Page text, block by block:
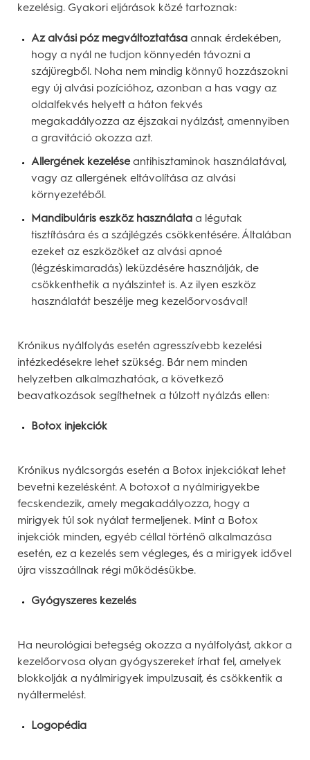
kezelésig. Gyakori eljárások közé tartoznak:
Az alvási póz megváltoztatása annak érdekében,
hogy a nyál ne tudjon könnyedén távozni a
szájüregből. Noha nem mindig könnyű hozzászokni
egy új alvási pozícióhoz, azonban a has vagy az
oldalfekvés helyett a háton fekvés
megakadályozza az éjszakai nyálzást, amennyiben
a gravitáció okozza azt.
Allergének kezeléseantihisztaminok használatával,
vagy az allergének eltávolítása az alvási
környezetéből.
Mandibuláris eszköz használata a légutak
tisztítására és a szájlégzés csökkentésére. Általában
ezeket az eszközöket az alvási apnoé
(légzéskimaradás) leküzdésére használják, de
csökkenthetik a nyálszintet is. Az ilyen eszköz
használatát beszélje meg kezelőorvosával!
Krónikus nyálfolyás esetén agresszívebb kezelési
intézkedésekre lehet szükség. Bár nem minden
helyzetben alkalmazhatóak, a következő
beavatkozások segíthetnek a túlzott nyálzás ellen:
Botox injekciók
Krónikus nyálcsorgás esetén a Botox injekciókat lehet
bevetni kezelésként. A botoxot a nyálmirigyekbe
fecskendezik, amely megakadályozza, hogy a
mirigyek túl sok nyálat termeljenek. Mint a Botox
injekciók minden, egyéb céllal történő alkalmazása
esetén, ez a kezelés sem végleges, és a mirigyek idővel
újra visszaállnak régi működésükbe.
Gyógyszeres kezelés
Ha neurológiai betegség okozza a nyálfolyást, akkor a
kezelőorvosa olyan gyógyszereket írhat fel, amelyek
blokkolják a nyálmirigyek impulzusait, és csökkentik a
nyáltermelést.
Logopédia